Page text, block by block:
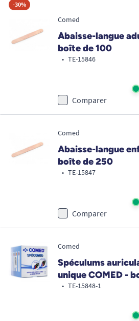
-30%
Comed
Abaisse-langue
boîte de 100
• TE-15846
Comparer
Comed
Abaisse-langue
boîte de 250
• TE-15847
Comparer
Comed
Spéculums
unique COMED -
• TE-15848-1